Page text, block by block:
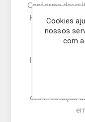
Conforme
HLVd nem
Assim, a
Isso pode ser
plantas-mãe
antes da
desinfestação
Cookies
nossos
com